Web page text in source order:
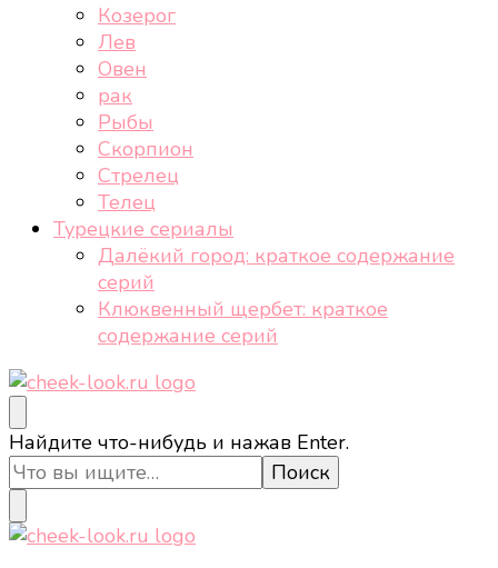
Козерог
Лев
Овен
рак
Рыбы
Скорпион
Стрелец
Телец
Турецкие сериалы
Далёкий город: краткое содержание
серий
Клюквенный щербет: краткое
содержание серий
cheek-look.ru
Женский сайт о звездах и кино, а также трендах,
здоровом образе жизни, спорте, стиле, отдыхе и
еде.
Ищите
что-
то?
Найдите что-нибудь и нажав Enter.